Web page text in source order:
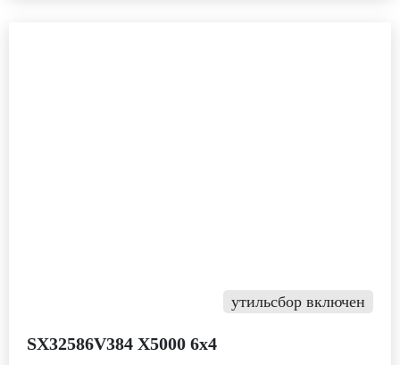
утильсбор включен
SX32586V384 Х5000 6х4